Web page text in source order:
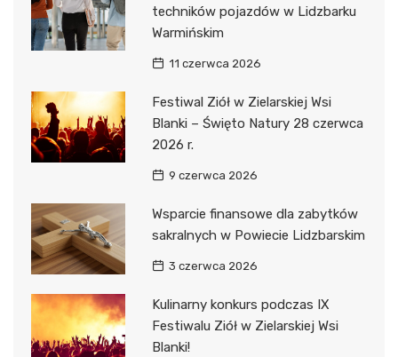
techników pojazdów w Lidzbarku
Warmińskim
11 czerwca 2026
Festiwal Ziół w Zielarskiej Wsi
Blanki – Święto Natury 28 czerwca
2026 r.
9 czerwca 2026
Wsparcie finansowe dla zabytków
sakralnych w Powiecie Lidzbarskim
3 czerwca 2026
Kulinarny konkurs podczas IX
Festiwalu Ziół w Zielarskiej Wsi
Blanki!